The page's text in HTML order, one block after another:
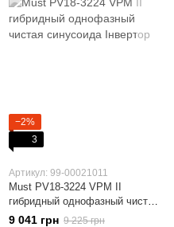
−2%
3
Артикул: 99-00021011
Must PV18-3224 VPM II
гибридный однофазный чистая
синусоида Інвертор
9 041 грн 9 225 грн